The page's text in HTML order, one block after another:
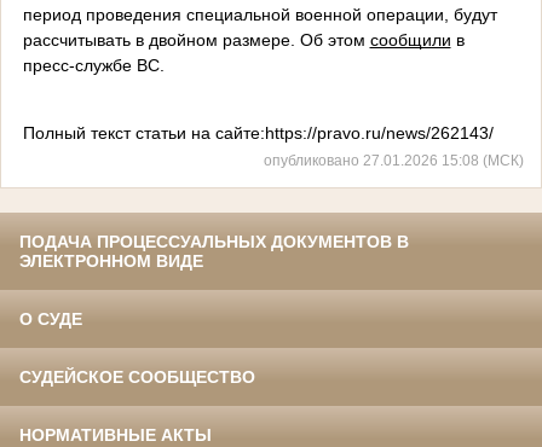
период проведения специальной военной операции, будут
рассчитывать в двойном размере. Об этом сообщили в
пресс-службе ВС.
Полный текст статьи на сайте:https://pravo.ru/news/262143/
опубликовано 27.01.2026 15:08 (МСК)
ПОДАЧА ПРОЦЕССУАЛЬНЫХ ДОКУМЕНТОВ В
ЭЛЕКТРОННОМ ВИДЕ
О СУДЕ
СУДЕЙСКОЕ СООБЩЕСТВО
НОРМАТИВНЫЕ АКТЫ